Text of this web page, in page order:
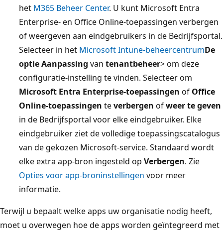
het M365 Beheer Center. U kunt Microsoft Entra
Enterprise- en Office Online-toepassingen verbergen
of weergeven aan eindgebruikers in de Bedrijfsportal.
Selecteer in het Microsoft Intune-beheercentrumDe
optie Aanpassing van tenantbeheer> om deze
configuratie-instelling te vinden. Selecteer om
Microsoft Entra Enterprise-toepassingen of Office
Online-toepassingen teverbergen ofweer te geven
in de Bedrijfsportal voor elke eindgebruiker. Elke
eindgebruiker ziet de volledige toepassingscatalogus
van de gekozen Microsoft-service. Standaard wordt
elke extra app-bron ingesteld op Verbergen. Zie
Opties voor app-broninstellingen voor meer
informatie.
Terwijl u bepaalt welke apps uw organisatie nodig heeft,
moet u overwegen hoe de apps worden geïntegreerd met